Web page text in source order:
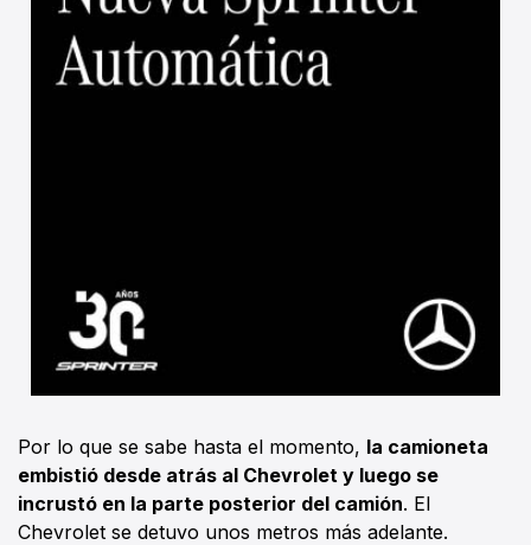
Por lo que se sabe hasta el momento, la camioneta
embistió desde atrás al Chevrolet y luego se
incrustó en la parte posterior del camión. El
Chevrolet se detuvo unos metros más adelante.